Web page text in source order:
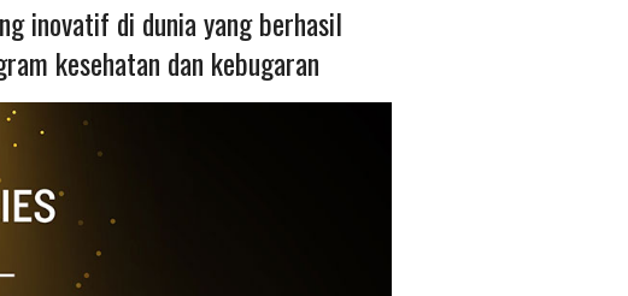
inovatif di dunia yang berhasil
kesehatan dan kebugaran